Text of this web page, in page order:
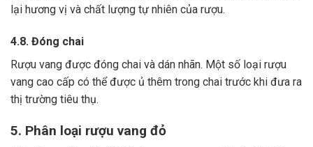
lại hương vị và chất lượng tự nhiên của rượu.
4.8. Đóng chai
Rượu vang được đóng chai và dán nhãn. Một số loại rượu
vang cao cấp có thể được ủ thêm trong chai trước khi đưa ra
thị trường tiêu thụ.
5. Phân loại rượu vang đỏ